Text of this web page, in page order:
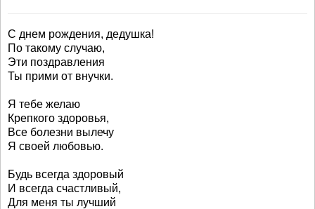
С днем рождения, дедушка!
По такому случаю,
Эти поздравления
Ты прими от внучки.
Я тебе желаю
Крепкого здоровья,
Все болезни вылечу
Я своей любовью.
Будь всегда здоровый
И всегда счастливый,
Для меня ты лучший